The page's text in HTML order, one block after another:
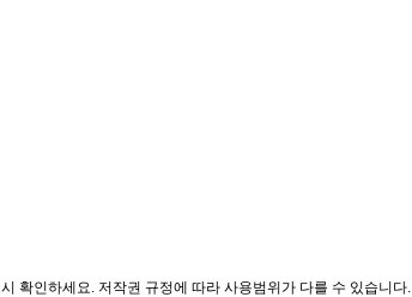
확인하세요. 저작권 규정에 따라 사용범위가 다를 수 있습니다.